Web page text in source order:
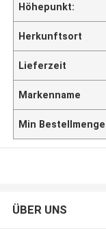
Höhepunkt:
Herkunftsort
Lieferzeit
Markenname
Min Bestellmenge
ÜBER UNS